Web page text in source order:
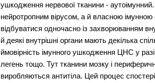
ушкодження нервової тканини -
нейротропним вірусом, а й власною
відбуватися одночасно із захворюванням
й деякі внутрішні органи мають декілька
ймовірність імунного ушкодження ЦНС у
легень тощо. Тут тканини мозку і
виробляються антитіла. Цей процес